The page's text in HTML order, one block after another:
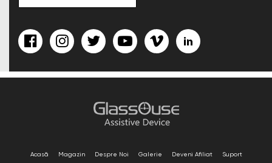
Acasă Magazin Despre Noi Galerie Deveni Afiliat Suport